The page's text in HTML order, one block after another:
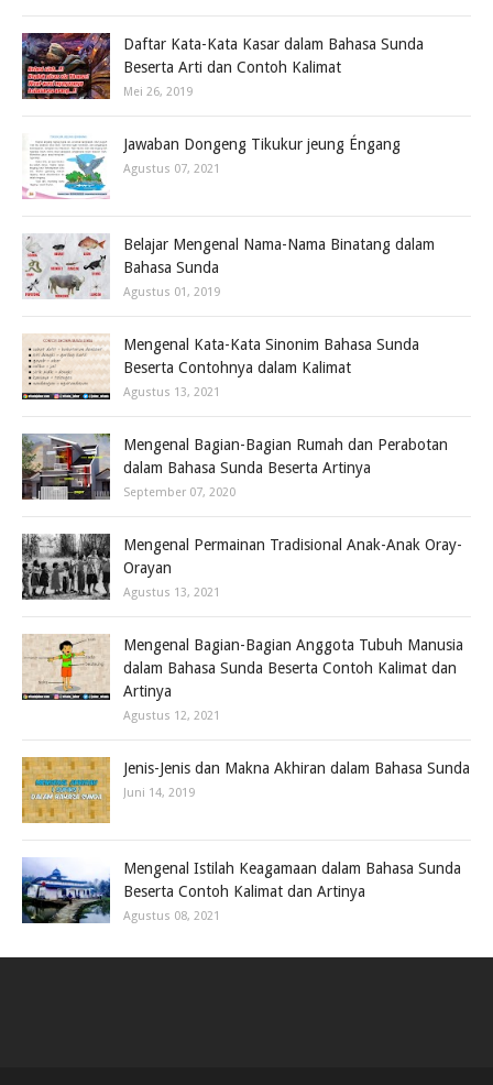
Daftar Kata-Kata Kasar dalam Bahasa Sunda
Beserta Arti dan Contoh Kalimat
Mei 26, 2019
Jawaban Dongeng Tikukur jeung Éngang
Agustus 07, 2021
Belajar Mengenal Nama-Nama Binatang dalam
Bahasa Sunda
Agustus 01, 2019
Mengenal Kata-Kata Sinonim Bahasa Sunda
Beserta Contohnya dalam Kalimat
Agustus 13, 2021
Mengenal Bagian-Bagian Rumah dan Perabotan
dalam Bahasa Sunda Beserta Artinya
September 07, 2020
Mengenal Permainan Tradisional Anak-Anak Oray-
Orayan
Agustus 13, 2021
Mengenal Bagian-Bagian Anggota Tubuh Manusia
dalam Bahasa Sunda Beserta Contoh Kalimat dan
Artinya
Agustus 12, 2021
Jenis-Jenis dan Makna Akhiran dalam Bahasa Sunda
Juni 14, 2019
Mengenal Istilah Keagamaan dalam Bahasa Sunda
Beserta Contoh Kalimat dan Artinya
Agustus 08, 2021